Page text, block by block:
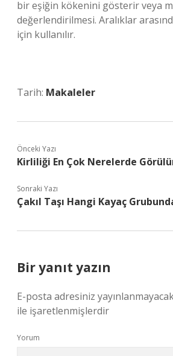
bir eşiğin kökenini gösterir veya
değerlendirilmesi. Aralıklar
için kullanılır.
Tarih: Makaleler
Önceki Yazı
Kirliliği En Çok Nerelerde
Sonraki Yazı
Çakıl Taşı Hangi Kayaç
Bir yanıt yazın
E-posta adresiniz
ile işaretlenmişlerdir
Yorum